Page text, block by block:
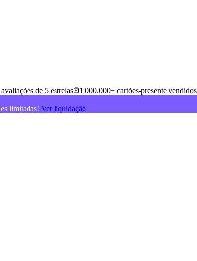
de 5 estrelas 1.000.000+ cartões-presente vendidos
limitadas! Ver liquidação